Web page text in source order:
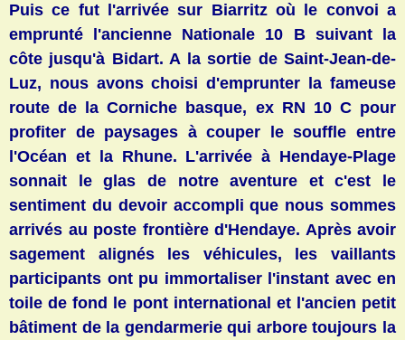
Puis ce fut l'arrivée sur Biarritz où le convoi a
emprunté l'ancienne Nationale 10 B suivant la
côte jusqu'à Bidart. A la sortie de Saint-Jean-de-
Luz, nous avons choisi d'emprunter la fameuse
route de la Corniche basque, ex RN 10 C pour
profiter de paysages à couper le souffle entre
l'Océan et la Rhune. L'arrivée à Hendaye-Plage
sonnait le glas de notre aventure et c'est le
sentiment du devoir accompli que nous sommes
arrivés au poste frontière d'Hendaye. Après avoir
sagement alignés les véhicules, les vaillants
participants ont pu immortaliser l'instant avec en
toile de fond le pont international et l'ancien petit
bâtiment de la gendarmerie qui arbore toujours la